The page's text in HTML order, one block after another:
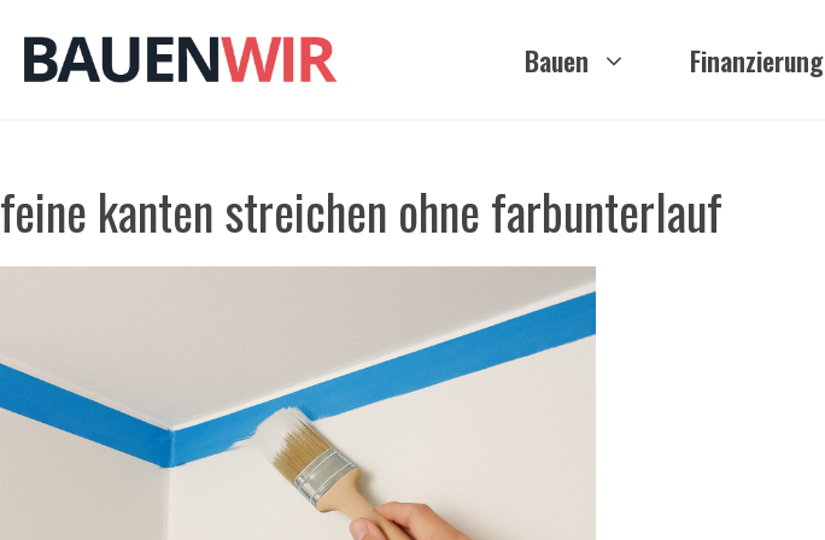
Inhalt
springen
Bauen Finanzierung
feine kanten streichen ohne farbunterlauf